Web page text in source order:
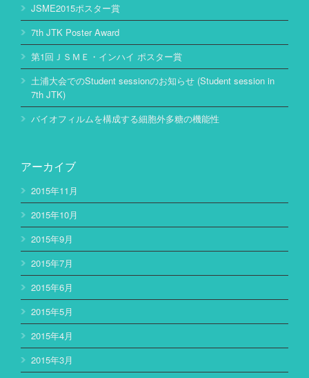
JSME2015ポスター賞
7th JTK Poster Award
第1回ＪＳＭＥ・インハイ ポスター賞
土浦大会でのStudent sessionのお知らせ (Student session in
7th JTK)
バイオフィルムを構成する細胞外多糖の機能性
アーカイブ
2015年11月
2015年10月
2015年9月
2015年7月
2015年6月
2015年5月
2015年4月
2015年3月